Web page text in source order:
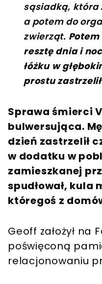
sąsiadką, która
a potem do
zwierząt.
resztę dnia i
łóżku w
prostu
Sprawa śmierci
bulwersująca.
dzień zastrzelił
w dodatku w
zamieszkanej
spudłował, kula
któregoś z
Geoff założył na
poświęconą
relacjonowaniu